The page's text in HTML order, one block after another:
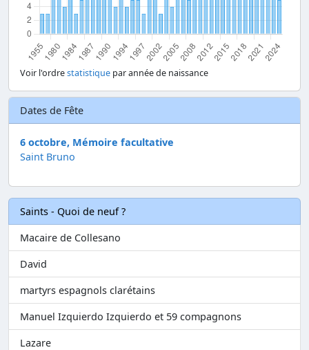
Voir l'ordrestatistique par année de naissance
Dates de Fête
6 octobre, Mémoire facultative
Saint Bruno
Saints - Quoi de neuf ?
Macaire de Collesano
David
martyrs espagnols clarétains
Manuel Izquierdo Izquierdo et 59 compagnons
Lazare